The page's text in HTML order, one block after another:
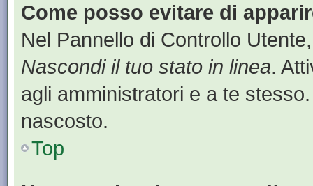
Come posso evitare di
Nel Pannello di Controllo
Nascondi il tuo stato in linea.
agli amministratori e a te
nascosto.
Top